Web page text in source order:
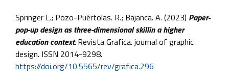
Springer L.; Pozo-Puértolas. R.; Bajanca. A. (2023) Paper-
pop-up design as three-dimensional skillin a higher
education context.Revista Grafica. journal of graphic
design. ISSN 2014-9298.
https://doi.org/10.5565/rev/grafica.296